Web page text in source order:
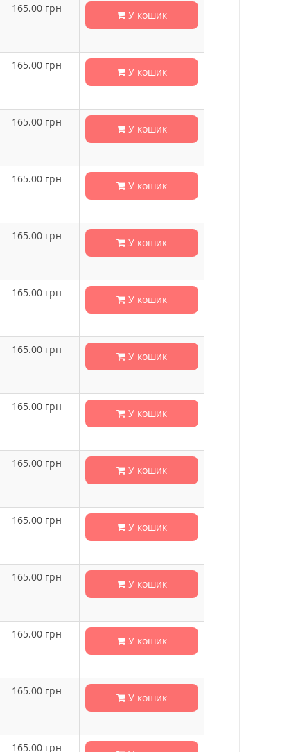
165.00 грн
У кошик
165.00 грн
У кошик
165.00 грн
У кошик
165.00 грн
У кошик
165.00 грн
У кошик
165.00 грн
У кошик
165.00 грн
У кошик
165.00 грн
У кошик
165.00 грн
У кошик
165.00 грн
У кошик
165.00 грн
У кошик
165.00 грн
У кошик
165.00 грн
У кошик
165.00 грн